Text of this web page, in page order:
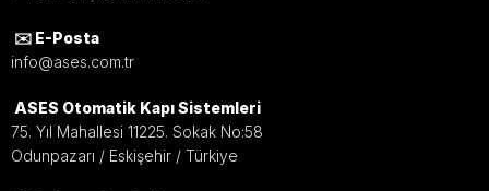
✉️ E-Posta
info@ases.com.tr
ASES Otomatik Kapı Sistemleri
75. Yıl Mahallesi 11225. Sokak No:58
Odunpazarı / Eskişehir / Türkiye